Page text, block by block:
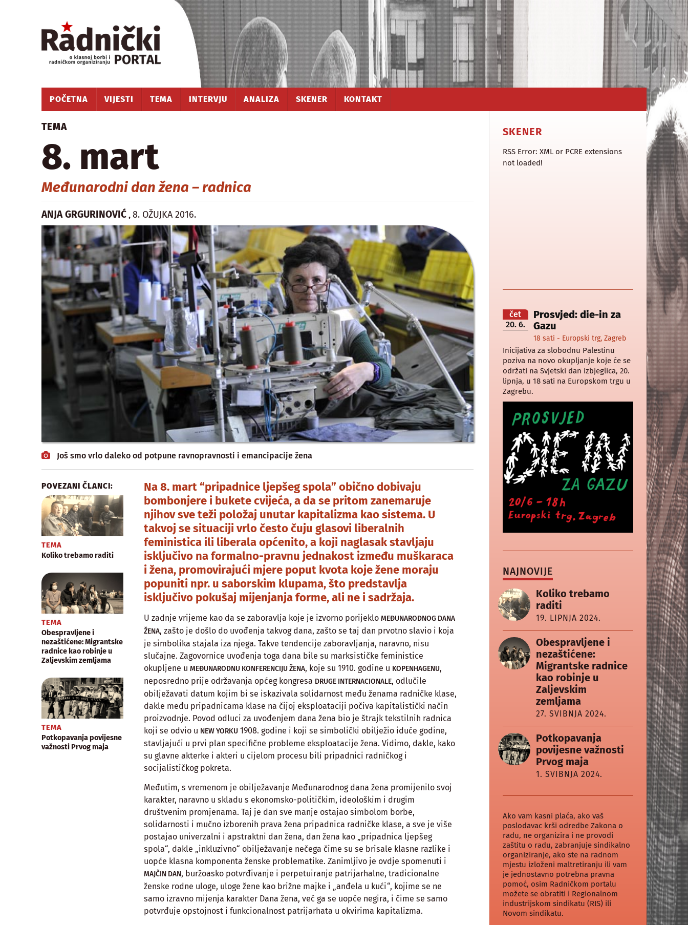
POČETNA VIJESTI TEMA INTERVJU ANALIZA SKENER KONTAKT
TEMA
8. mart
Međunarodni dan žena – radnica
ANJA GRGURINOVIĆ ,8. OŽUJKA 2016.
Još smo vrlo daleko od potpune ravnopravnosti i emancipacije žena
POVEZANI ČLANCI:
TEMA
Koliko trebamo raditi
TEMA
Obespravljene i
nezaštićene: Migrantske
radnice kao robinje u
Zaljevskim zemljama
TEMA
Potkopavanja povijesne
važnosti Prvog maja
Na 8. mart “pripadnice ljepšeg spola” obično dobivaju
bombonjere i bukete cvijeća, a da se pritom zanemaruje
njihov sve teži položaj unutar kapitalizma kao sistema. U
takvoj se situaciji vrlo često čuju glasovi liberalnih
feministica ili liberala općenito, a koji naglasak stavljaju
isključivo na formalno-pravnu jednakost između muškaraca
i žena, promovirajući mjere poput kvota koje žene moraju
popuniti npr. u saborskim klupama, što predstavlja
isključivo pokušaj mijenjanja forme, ali ne i sadržaja.
U zadnje vrijeme kao da se zaboravlja koje je izvorno porijeklo MEĐUNARODNOG DANA
ŽENA, zašto je došlo do uvođenja takvog dana, zašto se taj dan prvotno slavio i koja
je simbolika stajala iza njega. Takve tendencije zaboravljanja, naravno, nisu
slučajne. Zagovornice uvođenja toga dana bile su marksističke feministice
okupljene u MEĐUNARODNU KONFERENCIJU ŽENA, koje su 1910. godine u KOPENHAGENU,
neposredno prije održavanja općeg kongresa DRUGE INTERNACIONALE, odlučile
obilježavati datum kojim bi se iskazivala solidarnost među ženama radničke klase,
dakle među pripadnicama klase na čijoj eksploataciji počiva kapitalistički način
proizvodnje. Povod odluci za uvođenjem dana žena bio je štrajk tekstilnih radnica
koji se odvio u NEW YORKU1908. godine i koji se simbolički obilježio iduće godine,
stavljajući u prvi plan specifične probleme eksploatacije žena. Vidimo, dakle, kako
su glavne akterke i akteri u cijelom procesu bili pripadnici radničkog i
socijalističkog pokreta.
Međutim, s vremenom je obilježavanje Međunarodnog dana žena promijenilo svoj
karakter, naravno u skladu s ekonomsko-političkim, ideološkim i drugim
društvenim promjenama. Taj je dan sve manje ostajao simbolom borbe,
solidarnosti i mučno izborenih prava žena pripadnica radničke klase, a sve je više
postajao univerzalni i apstraktni dan žena, dan žena kao „pripadnica ljepšeg
spola“, dakle „inkluzivno“ obilježavanje nečega čime su se brisale klasne razlike i
uopće klasna komponenta ženske problematike. Zanimljivo je ovdje spomenuti i
MAJČIN DAN, buržoasko potvrđivanje i perpetuiranje patrijarhalne, tradicionalne
ženske rodne uloge, uloge žene kao brižne majke i „anđela u kući“, kojime se ne
samo izravno mijenja karakter Dana žena, već ga se uopće negira, i čime se samo
potvrđuje opstojnost i funkcionalnost patrijarhata u okvirima kapitalizma.
SKENER
RSS Error: XML or PCRE extensions
not loaded!
čet
20. 6.
Prosvjed: die-in za
Gazu
18 sati - Europski trg, Zagreb
Inicijativa za slobodnu Palestinu
poziva na novo okupljanje koje će se
održati na Svjetski dan izbjeglica, 20.
lipnja, u 18 sati na Europskom trgu u
Zagrebu.
NAJNOVIJE
Koliko trebamo
raditi
19. LIPNJA 2024.
Obespravljene i
nezaštićene:
Migrantske radnice
kao robinje u
Zaljevskim
zemljama
27. SVIBNJA 2024.
Potkopavanja
povijesne važnosti
Prvog maja
1. SVIBNJA 2024.
Ako vam kasni plaća, ako vaš
poslodavac krši odredbe Zakona o
radu, ne organizira i ne provodi
zaštitu o radu, zabranjuje sindikalno
organiziranje, ako ste na radnom
mjestu izloženi maltretiranju ili vam
je jednostavno potrebna pravna
pomoć, osim Radničkom portalu
možete se obratiti i Regionalnom
industrijskom sindikatu (RIS) ili
Novom sindikatu.